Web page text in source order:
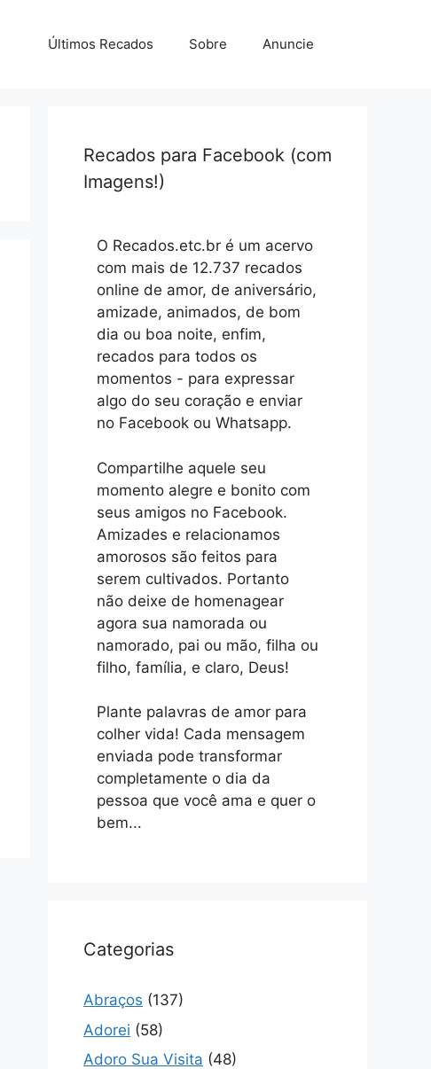
Últimos Recados Sobre Anuncie
Recados para Facebook (com
Imagens!)
O Recados.etc.br é um acervo
com mais de 12.737 recados
online de amor, de aniversário,
amizade, animados, de bom
dia ou boa noite, enfim,
recados para todos os
momentos - para expressar
algo do seu coração e enviar
no Facebook ou Whatsapp.
Compartilhe aquele seu
momento alegre e bonito com
seus amigos no Facebook.
Amizades e relacionamos
amorosos são feitos para
serem cultivados. Portanto
não deixe de homenagear
agora sua namorada ou
namorado, pai ou mão, filha ou
filho, família, e claro, Deus!
Plante palavras de amor para
colher vida! Cada mensagem
enviada pode transformar
completamente o dia da
pessoa que você ama e quer o
bem...
Categorias
Abraços (137)
Adorei (58)
Adoro Sua Visita (48)